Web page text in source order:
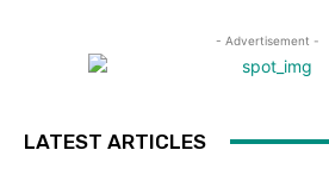
- Advertisement -
LATEST ARTICLES